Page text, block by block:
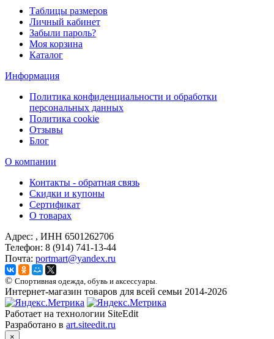
Таблицы размеров
Личный кабинет
Забыли пароль?
Моя корзина
Каталог
Информация
Политика конфиденциальности и обработки
персональных данных
Политика cookie
Отзывы
Блог
О компании
Контакты - обратная связь
Скидки и купоны
Сертификат
О товарах
Адрес: , ИНН 6501262706
Телефон: 8 (914) 741-13-44
Почта: portmart@yandex.ru
© Спортивная одежда, обувь и аксессуары.
Интернет-магазин товаров для всей семьи 2014-2026
Работает на технологии SiteEdit
Разработано в art.siteedit.ru
×